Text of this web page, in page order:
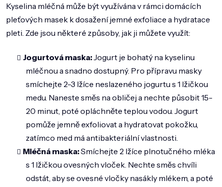
Kyselina mléčná může být využívána v rámci domácích
pleťových masek k dosažení jemné exfoliace a hydratace
pleti. Zde jsou některé způsoby, jak ji můžete využít:
Jogurtová maska:Jogurt je bohatý na kyselinu
mléčnou a snadno dostupný. Pro přípravu masky
smíchejte 2-3 lžíce neslazeného jogurtu s 1 lžičkou
medu. Naneste směs na obličej a nechte působit 15-
20 minut, poté opláchněte teplou vodou. Jogurt
pomůže jemně exfoliovat a hydratovat pokožku,
zatímco med má antibakteriální vlastnosti.
Mléčná maska:Smíchejte 2 lžíce plnotučného mléka
s 1 lžičkou ovesných vloček. Nechte směs chvíli
odstát, aby se ovesné vločky nasákly mlékem, a poté